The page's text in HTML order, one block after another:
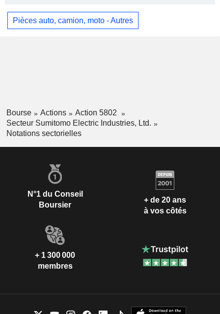
Pièces auto, camion, moto - Autres
Bourse Actions
Action 5802
Secteur Sumitomo Electric Industries, Ltd.
Notations sectorielles
N°1 du Conseil
Boursier
+ de 20 ans
à vos côtés
+ 1 300 000
membres